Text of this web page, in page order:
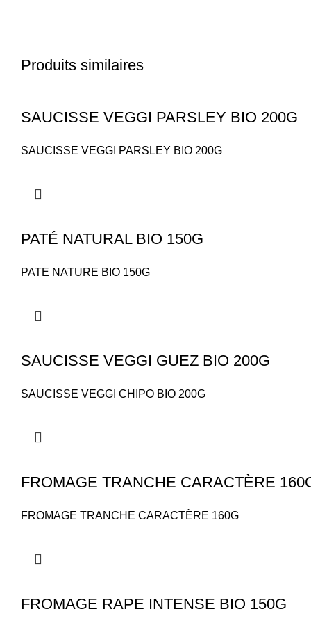
Produits similaires
SAUCISSE VEGGI PARSLEY BIO 200G
SAUCISSE VEGGI PARSLEY BIO 200G
PATÉ NATURAL BIO 150G
PATE NATURE BIO 150G
SAUCISSE VEGGI GUEZ BIO 200G
SAUCISSE VEGGI CHIPO BIO 200G
FROMAGE TRANCHE CARACTÈRE
FROMAGE TRANCHE CARACTÈRE 160G
FROMAGE RAPE INTENSE BIO 150G